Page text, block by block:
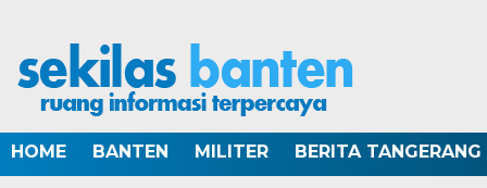
HOME BANTEN MILITER BERITA TANGERANG